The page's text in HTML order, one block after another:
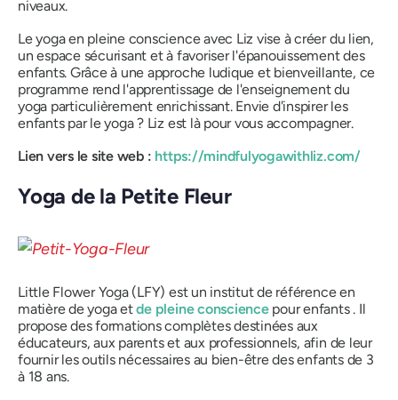
niveaux.
Le yoga en pleine conscience avec Liz vise à créer du lien,
un espace sécurisant et à favoriser l'épanouissement des
enfants. Grâce à une approche ludique et bienveillante, ce
programme rend l'apprentissage de l'enseignement du
yoga particulièrement enrichissant. Envie d'inspirer les
enfants par le yoga ? Liz est là pour vous accompagner.
Lien vers le site web : https://mindfulyogawithliz.com/
Yoga de la Petite Fleur
Little Flower Yoga (LFY) est un institut de référence en
matière de yoga etde pleine consciencepour enfants . Il
propose des formations complètes destinées aux
éducateurs, aux parents et aux professionnels, afin de leur
fournir les outils nécessaires au bien-être des enfants de 3
à 18 ans.